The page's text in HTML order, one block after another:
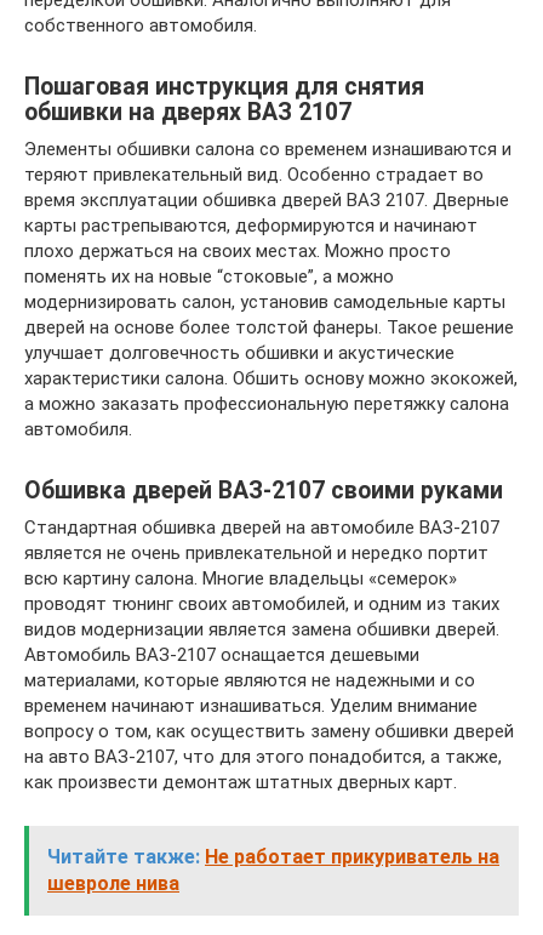
собственного автомобиля.
Пошаговая инструкция для снятия
обшивки на дверях ВАЗ 2107
Элементы обшивки салона со временем изнашиваются и
теряют привлекательный вид. Особенно страдает во
время эксплуатации обшивка дверей ВАЗ 2107. Дверные
карты растрепываются, деформируются и начинают
плохо держаться на своих местах. Можно просто
поменять их на новые “стоковые”, а можно
модернизировать салон, установив самодельные карты
дверей на основе более толстой фанеры. Такое решение
улучшает долговечность обшивки и акустические
характеристики салона. Обшить основу можно экокожей,
а можно заказать профессиональную перетяжку салона
автомобиля.
Обшивка дверей ВАЗ-2107 своими руками
Стандартная обшивка дверей на автомобиле ВАЗ-2107
является не очень привлекательной и нередко портит
всю картину салона. Многие владельцы «семерок»
проводят тюнинг своих автомобилей, и одним из таких
видов модернизации является замена обшивки дверей.
Автомобиль ВАЗ-2107 оснащается дешевыми
материалами, которые являются не надежными и со
временем начинают изнашиваться. Уделим внимание
вопросу о том, как осуществить замену обшивки дверей
на авто ВАЗ-2107, что для этого понадобится, а также,
как произвести демонтаж штатных дверных карт.
Читайте также: Не работает прикуриватель на
шевроле нива